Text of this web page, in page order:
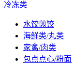
冷冻类
水饺煎饺
海鲜类/丸类
家禽/肉类
包点点心/粉面